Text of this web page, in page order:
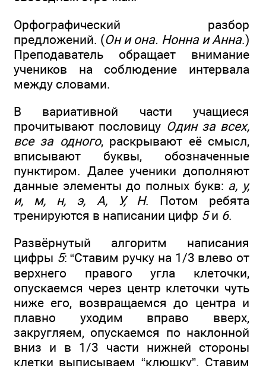
Орфографический разбор
предложений. (Он и она. Нонна и Анна.)
Преподаватель обращает внимание
учеников на соблюдение интервала
между словами.
В вариативной части учащиеся
прочитывают пословицу Один за всех,
все за одного, раскрывают её смысл,
вписывают буквы, обозначенные
пунктиром. Далее ученики дополняют
данные элементы до полных букв: а, у,
и, м, н, э, А, У, Н. Потом ребята
тренируются в написании цифр 5и 6.
Развёрнутый алгоритм написания
цифры 5: “Ставим ручку на 1/3 влево от
верхнего правого угла клеточки,
опускаемся через центр клеточки чуть
ниже его, возвращаемся до центра и
плавно уходим вправо вверх,
закругляем, опускаемся по наклонной
вниз и в 1/3 части нижней стороны
клетки выписываем “клюшку”. Ставим